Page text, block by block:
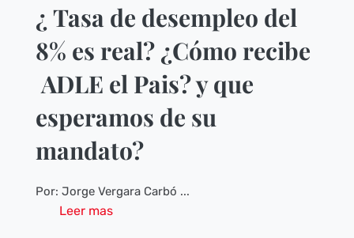
¿ Tasa de desempleo del
8% es real? ¿Cómo recibe
ADLE el Pais? y que
esperamos de su
mandato?
Por: Jorge Vergara Carbó ...
Leer mas